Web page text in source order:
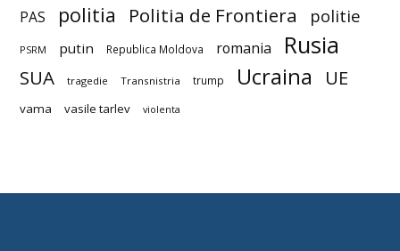
PAS politia Politia de Frontiera politie
PSRM putin Republica Moldova romania Rusia
SUA tragedie Transnistria trump Ucraina UE
vama vasile tarlev violenta